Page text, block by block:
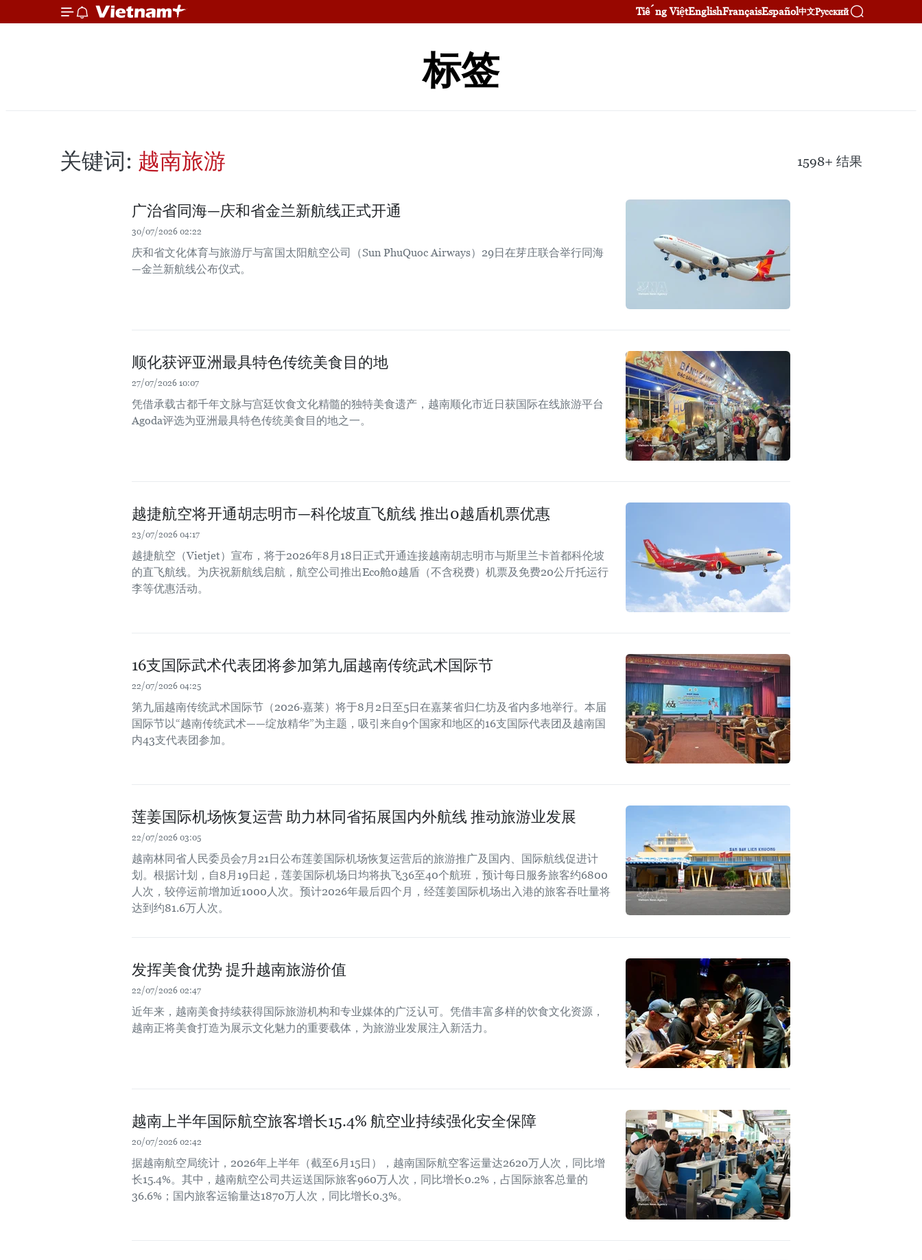
Tiếng ViệtEnglishFrançaisEspañol中文Русский
标签
关键词: 越南旅游 1598+ 结果
广治省同海—庆和省金兰新航线正式开通
30/07/2026 02:22
庆和省文化体育与旅游厅与富国太阳航空公司（Sun PhuQuoc Airways）29日在芽庄联合举行同海
—金兰新航线公布仪式。
顺化获评亚洲最具特色传统美食目的地
27/07/2026 10:07
凭借承载古都千年文脉与宫廷饮食文化精髓的独特美食遗产，越南顺化市近日获国际在线旅游平台
Agoda评选为亚洲最具特色传统美食目的地之一。
越捷航空将开通胡志明市—科伦坡直飞航线 推出0越盾机票优惠
23/07/2026 04:17
越捷航空（Vietjet）宣布，将于2026年8月18日正式开通连接越南胡志明市与斯里兰卡首都科伦坡
的直飞航线。为庆祝新航线启航，航空公司推出Eco舱0越盾（不含税费）机票及免费20公斤托运行
李等优惠活动。
16支国际武术代表团将参加第九届越南传统武术国际节
22/07/2026 04:25
第九届越南传统武术国际节（2026·嘉莱）将于8月2日至5日在嘉莱省归仁坊及省内多地举行。本届
国际节以“越南传统武术——绽放精华”为主题，吸引来自9个国家和地区的16支国际代表团及越南国
内43支代表团参加。
莲姜国际机场恢复运营 助力林同省拓展国内外航线 推动旅游业发展
22/07/2026 03:05
越南林同省人民委员会7月21日公布莲姜国际机场恢复运营后的旅游推广及国内、国际航线促进计
划。根据计划，自8月19日起，莲姜国际机场日均将执飞36至40个航班，预计每日服务旅客约6800
人次，较停运前增加近1000人次。预计2026年最后四个月，经莲姜国际机场出入港的旅客吞吐量将
达到约81.6万人次。
发挥美食优势 提升越南旅游价值
22/07/2026 02:47
近年来，越南美食持续获得国际旅游机构和专业媒体的广泛认可。凭借丰富多样的饮食文化资源，
越南正将美食打造为展示文化魅力的重要载体，为旅游业发展注入新活力。
越南上半年国际航空旅客增长15.4% 航空业持续强化安全保障
20/07/2026 02:42
据越南航空局统计，2026年上半年（截至6月15日），越南国际航空客运量达2620万人次，同比增
长15.4%。其中，越南航空公司共运送国际旅客960万人次，同比增长0.2%，占国际旅客总量的
36.6%；国内旅客运输量达1870万人次，同比增长0.3%。